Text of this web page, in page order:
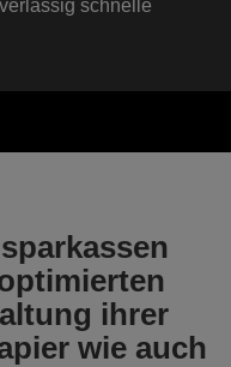
schnelle
ihrer
wie auch